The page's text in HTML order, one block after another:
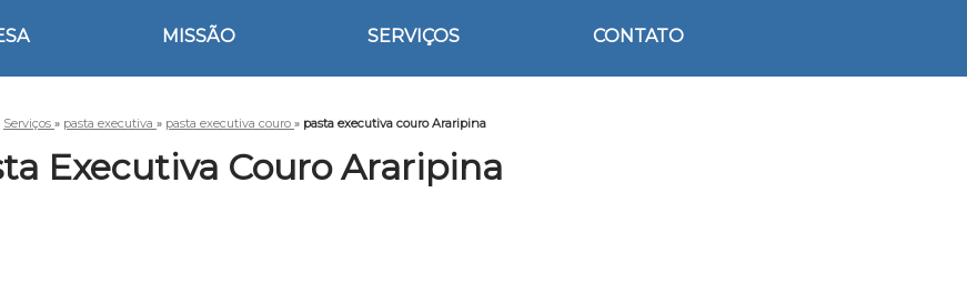
MISSÃO SERVIÇOS CONTATO
Serviços » pasta executiva » pasta executiva couro » pasta executiva couro Araripina
Executiva Couro Araripina